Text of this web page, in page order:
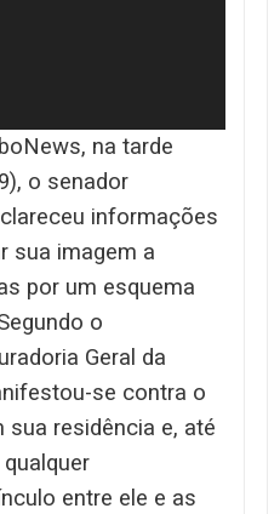
na tarde
o senador
informações
sua imagem a
por um esquema
o
Geral da
se contra o
sua residência e, até
entre ele e as